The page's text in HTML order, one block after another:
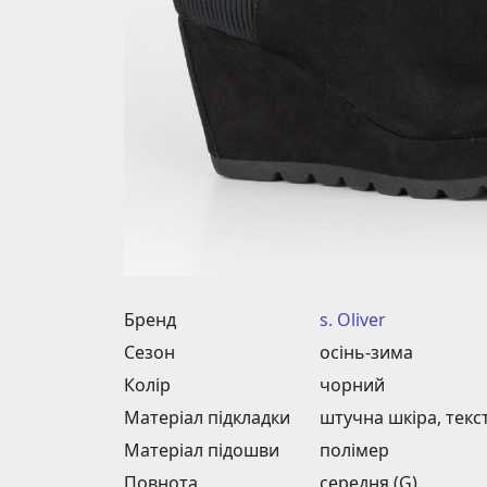
Бренд
s. Oliver
Сезон
осінь-зима
Колір
чорний
Матеріал підкладки
штучна шкіра,
Матеріал підошви
полімер